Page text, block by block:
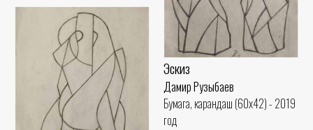
Эскиз
Дамир Рузыбаев
Бумага, карандаш (60x42) - 2019
год